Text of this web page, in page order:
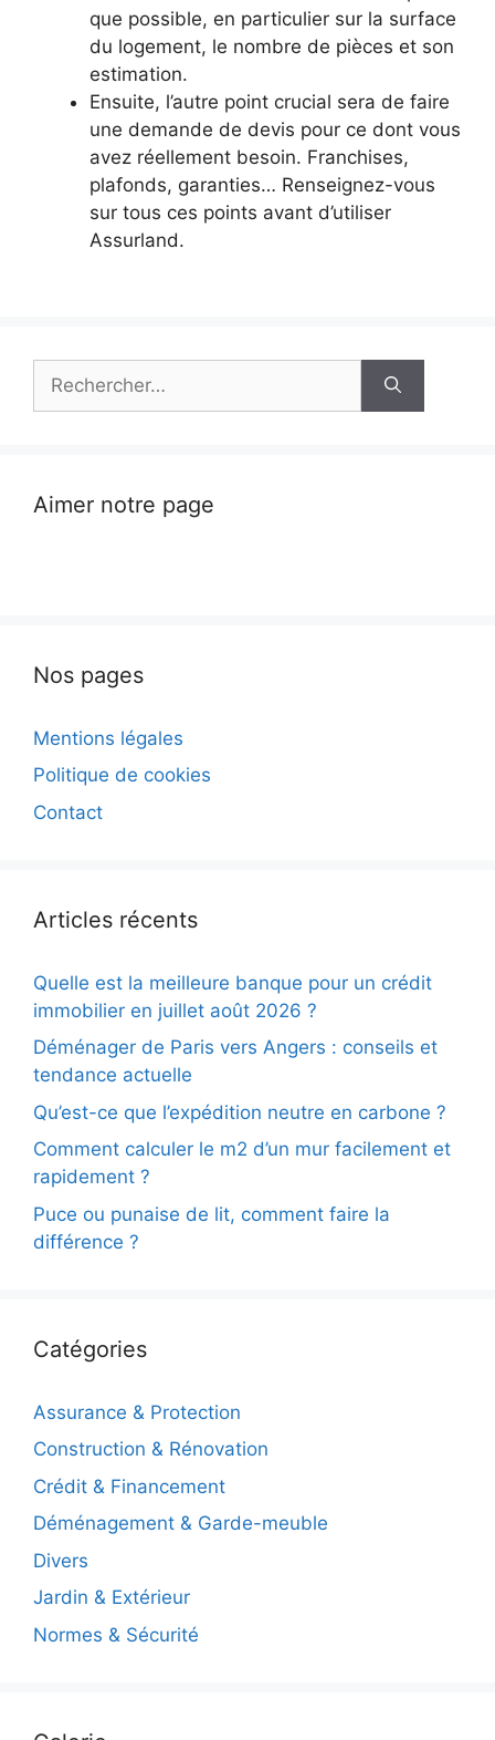
que possible, en particulier sur la surface
du logement, le nombre de pièces et son
estimation.
Ensuite, l’autre point crucial sera de faire
une demande de devis pour ce dont vous
avez réellement besoin. Franchises,
plafonds, garanties… Renseignez-vous
sur tous ces points avant d’utiliser
Assurland.
Aimer notre page
Nos pages
Mentions légales
Politique de cookies
Contact
Articles récents
Quelle est la meilleure banque pour un crédit
immobilier en juillet août 2026 ?
Déménager de Paris vers Angers : conseils et
tendance actuelle
Qu’est-ce que l’expédition neutre en carbone ?
Comment calculer le m2 d’un mur facilement et
rapidement ?
Puce ou punaise de lit, comment faire la
différence ?
Catégories
Assurance & Protection
Construction & Rénovation
Crédit & Financement
Déménagement & Garde-meuble
Divers
Jardin & Extérieur
Normes & Sécurité